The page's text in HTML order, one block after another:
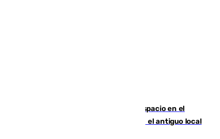
Las marca internacionales ganan espacio en el
Centro de Málaga: La Tagliatella abre en el antiguo local